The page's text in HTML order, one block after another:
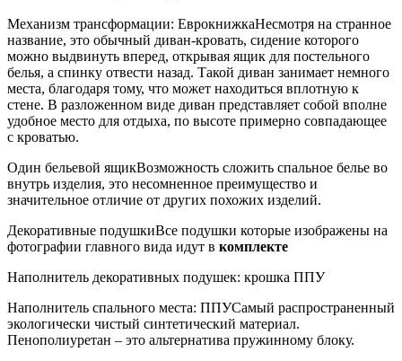
Механизм трансформации: ЕврокнижкаНесмотря на странное
название, это обычный диван-кровать, сидение которого
можно выдвинуть вперед, открывая ящик для постельного
белья, а спинку отвести назад. Такой диван занимает немного
места, благодаря тому, что может находиться вплотную к
стене. В разложенном виде диван представляет собой вполне
удобное место для отдыха, по высоте примерно совпадающее
с кроватью.
Один бельевой ящикВозможность сложить спальное белье во
внутрь изделия, это несомненное преимущество и
значительное отличие от других похожих изделий.
Декоративные подушкиВсе подушки которые изображены на
фотографии главного вида идут в комплекте
Наполнитель декоративных подушек: крошка ППУ
Наполнитель спального места: ППУСамый распространенный
экологически чистый синтетический материал.
Пенополиуретан – это альтернатива пружинному блоку.